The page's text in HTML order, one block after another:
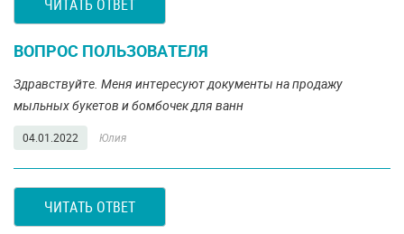
ЧИТАТЬ ОТВЕТ
ВОПРОС ПОЛЬЗОВАТЕЛЯ
Здравствуйте. Меня интересуют документы на продажу
мыльных букетов и бомбочек для ванн
04.01.2022 Юлия
ЧИТАТЬ ОТВЕТ